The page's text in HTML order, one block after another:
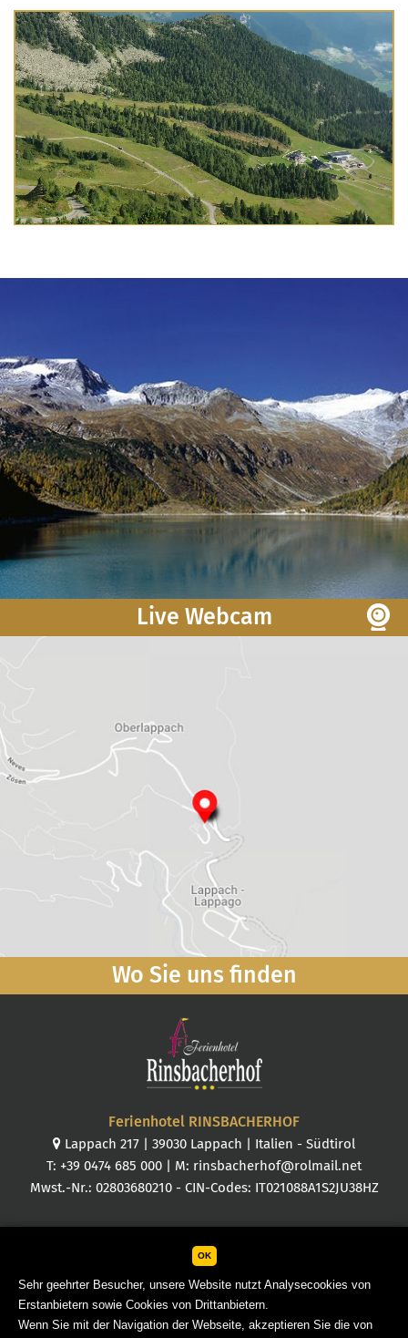
Live Webcam
Wo Sie uns finden
Ferienhotel RINSBACHERHOF
Lappach 217 39030 Lappach Italien - Südtirol
T: +39 0474 685 000 | M: rinsbacherhof@rolmail.net
Mwst.-Nr.: 02803680210 - CIN-Codes: IT021088A1S2JU38HZ
RINSBACHERHOF KG d. Reichegger Alois & Co.
OK
Sehr geehrter Besucher, unsere Website nutzt Analysecookies von
Erstanbietern sowie Cookies von Drittanbietern.
Wenn Sie mit der Navigation der Webseite, akzeptieren Sie die von